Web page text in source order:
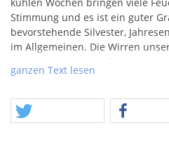
Stimmung und es ist ein guter
bevorstehende Silvester,
im Allgemeinen. Die Wirren
sind, können wir nicht ignorerien!
Festhalten! Festhalten was uns
mögen, festhalten wen und was
ganzen Text lesen